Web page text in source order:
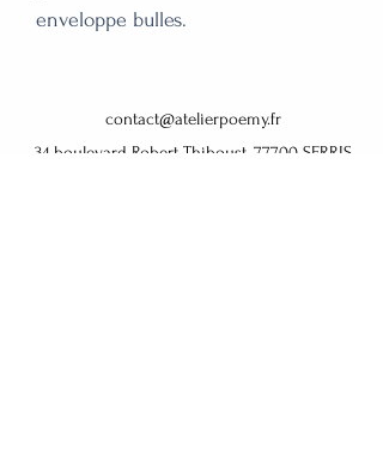
enveloppe bulles.
contact@atelierpoemy.fr
34 boulevard Robert Thiboust, 77700 SERRIS